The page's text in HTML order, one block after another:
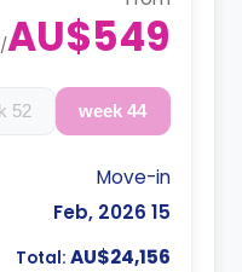
AU$549
/
44 week
52 week
Move-in
15 Feb, 2026
Total: AU$24,156